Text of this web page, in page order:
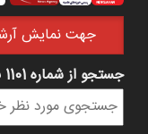
جهت نمايش آرشيو پرتو تا
فرم
جستجو از شماره 1101 به بعد